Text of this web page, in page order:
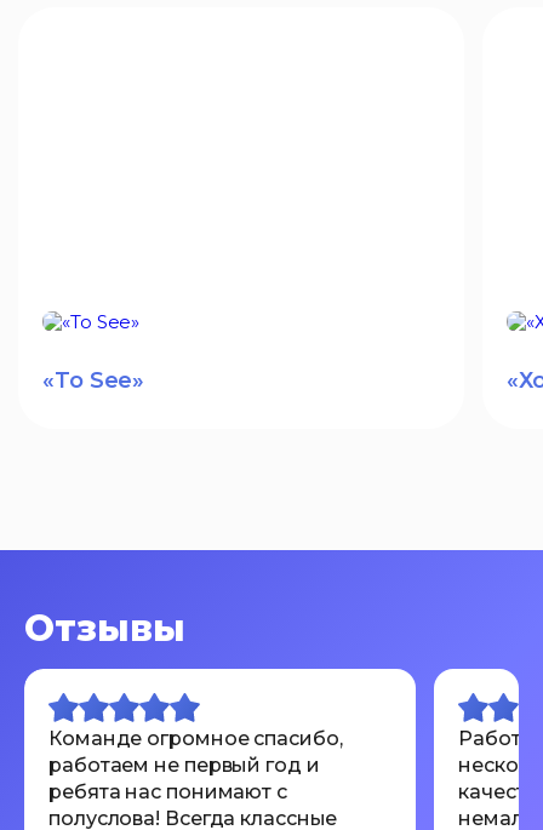
«To See»
Отзывы
Команде огромное спасибо,
работаем не первый год и
ребята нас понимают с
полуслова! Всегда классные